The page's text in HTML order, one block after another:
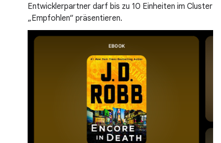
Entwicklerpartner darf bis zu 10 Einheiten im Cluster
„Empfohlen“ präsentieren.